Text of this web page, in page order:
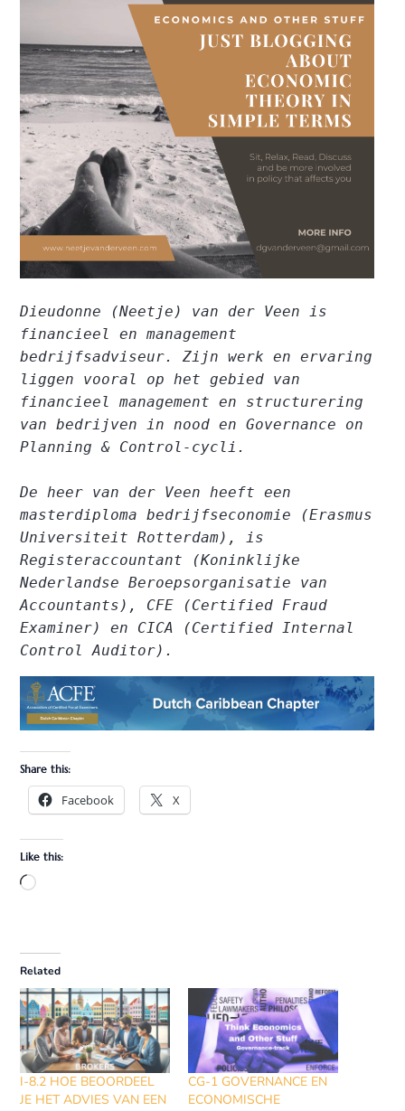
Dieudonne (Neetje) van der Veen is
financieel en management
bedrijfsadviseur. Zijn werk en ervaring
liggen vooral op het gebied van
financieel management en structurering
van bedrijven in nood en Governance on
Planning & Control-cycli.
De heer van der Veen heeft een
masterdiploma bedrijfseconomie (Erasmus
Universiteit Rotterdam), is
Registeraccountant (Koninklijke
Nederlandse Beroepsorganisatie van
Accountants), CFE (Certified Fraud
Examiner) en CICA (Certified Internal
Control Auditor).
Share this:
Facebook X
Like this:
Related
I-8.2 HOE BEOORDEEL
JE HET ADVIES VAN EEN
CG-1 GOVERNANCE EN
ECONOMISCHE